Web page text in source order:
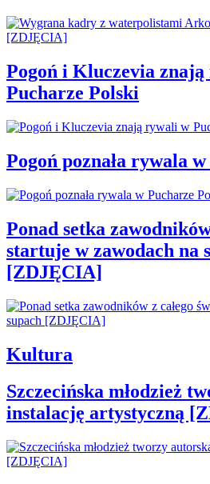
Pogoń i Kluczevia
Pucharze Polski
Pogoń poznała rywala
Ponad setka
startuje w zawodach na
[ZDJĘCIA]
Kultura
Szczecińska młodzież
instalację artystyczną